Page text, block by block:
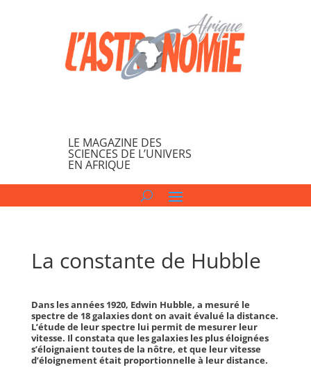
LE MAGAZINE DES
SCIENCES DE L’UNIVERS
EN AFRIQUE
La constante de Hubble
Dans les années 1920, Edwin Hubble, a mesuré le
spectre de 18 galaxies dont on avait évalué la distance.
L’étude de leur spectre lui permit de mesurer leur
vitesse. Il constata que les galaxies les plus éloignées
s’éloignaient toutes de la nôtre, et que leur vitesse
d’éloignement était proportionnelle à leur distance.